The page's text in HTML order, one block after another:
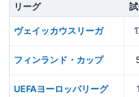
リーグ
ヴェイッカウスリーガ
フィンランド・カップ
UEFAヨーロッパリーグ 1